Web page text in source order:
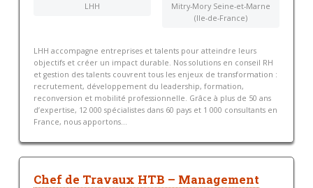
LHH
Mitry-Mory Seine-et-Marne
(Ile-de-France)
LHH accompagne entreprises et talents pour atteindre leurs
objectifs et créer un impact durable. Nos solutions en conseil RH
et gestion des talents couvrent tous les enjeux de transformation :
recrutement, développement du leadership, formation,
reconversion et mobilité professionnelle. Grâce à plus de 50 ans
d’expertise, 12 000 spécialistes dans 60 pays et 1 000 consultants en
France, nous apportons...
Chef de Travaux HTB – Management